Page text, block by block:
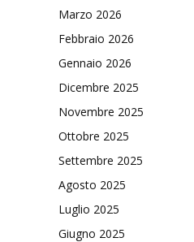
Marzo 2026
Febbraio 2026
Gennaio 2026
Dicembre 2025
Novembre 2025
Ottobre 2025
Settembre 2025
Agosto 2025
Luglio 2025
Giugno 2025